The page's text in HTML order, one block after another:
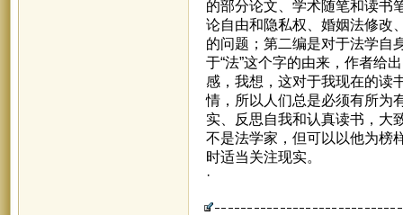
的部分论文、学术随笔和读书
论自由和隐私权、婚姻法修改
的问题；第二编是对于法学自
于“法”这个字的由来，作者给
感，我想，这对于我现在的读
情，所以人们总是必须有所为
实、反思自我和认真读书，大
不是法学家，但可以以他为榜
时适当关注现实。
·